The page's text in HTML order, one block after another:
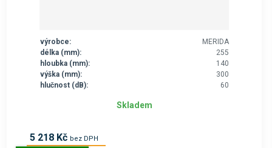
výrobce:
MERIDA
délka (mm):
255
hloubka (mm):
140
výška (mm):
300
hlučnost (dB):
60
5 218 Kč bez DPH
Skladem